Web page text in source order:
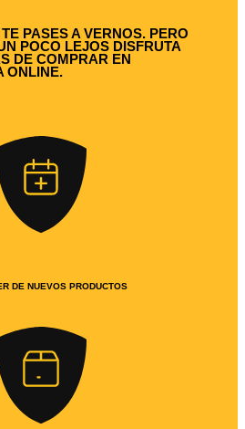
PASES A VERNOS. PERO
POCO LEJOS DISFRUTA
DE COMPRAR EN
ONLINE.
DE NUEVOS PRODUCTOS